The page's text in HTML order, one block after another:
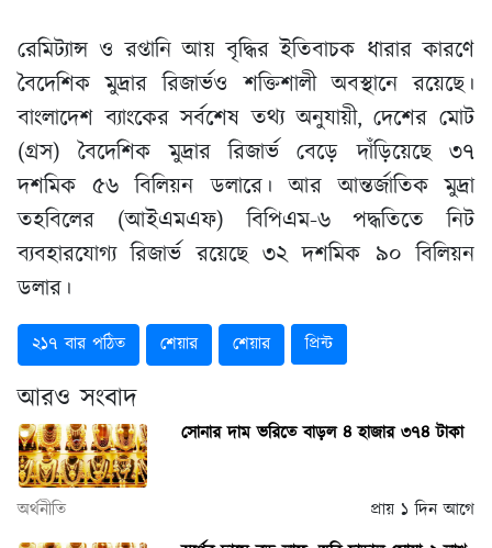
রেমিট্যান্স ও রপ্তানি আয় বৃদ্ধির ইতিবাচক ধারার কারণে
বৈদেশিক মুদ্রার রিজার্ভও শক্তিশালী অবস্থানে রয়েছে।
বাংলাদেশ ব্যাংকের সর্বশেষ তথ্য অনুযায়ী, দেশের মোট
(গ্রস) বৈদেশিক মুদ্রার রিজার্ভ বেড়ে দাঁড়িয়েছে ৩৭
দশমিক ৫৬ বিলিয়ন ডলারে। আর আন্তর্জাতিক মুদ্রা
তহবিলের (আইএমএফ) বিপিএম-৬ পদ্ধতিতে নিট
ব্যবহারযোগ্য রিজার্ভ রয়েছে ৩২ দশমিক ৯০ বিলিয়ন
ডলার।
২১৭ বার পঠিত শেয়ার শেয়ার প্রিন্ট
আরও সংবাদ
সোনার দাম ভ‌রি‌তে বাড়ল ৪ হাজার ৩৭৪ টাকা
অর্থনীতি
প্রায় ১ দিন আগে